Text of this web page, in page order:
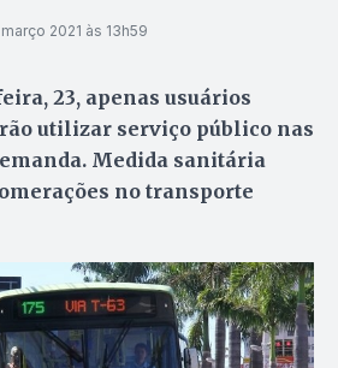
março 2021 às 13h59
23, apenas usuários
utilizar serviço público nas
Medida sanitária
no transporte